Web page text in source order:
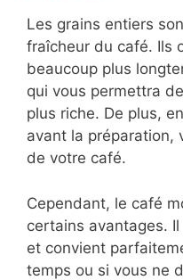
Les grains entiers
fraîcheur du café. Ils
beaucoup plus
qui vous permettra
plus riche. De plus,
avant la préparation,
de votre café.
Cependant, le café
certains avantages.
et convient
temps ou si vous ne